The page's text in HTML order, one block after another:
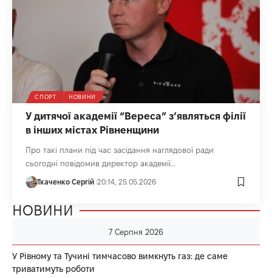
СПОРТ НОВИНИ
У дитячої академії “Вереса” з’являться філії
в інших містах Рівненщини
Про такі плани під час засідання наглядової ради
сьогодні повідомив директор академії…
Ткаченко Сергій 20:14, 25.05.2026
НОВИНИ
7 Серпня 2026
У Рівному та Тучині тимчасово вимкнуть газ: де саме
триватимуть роботи